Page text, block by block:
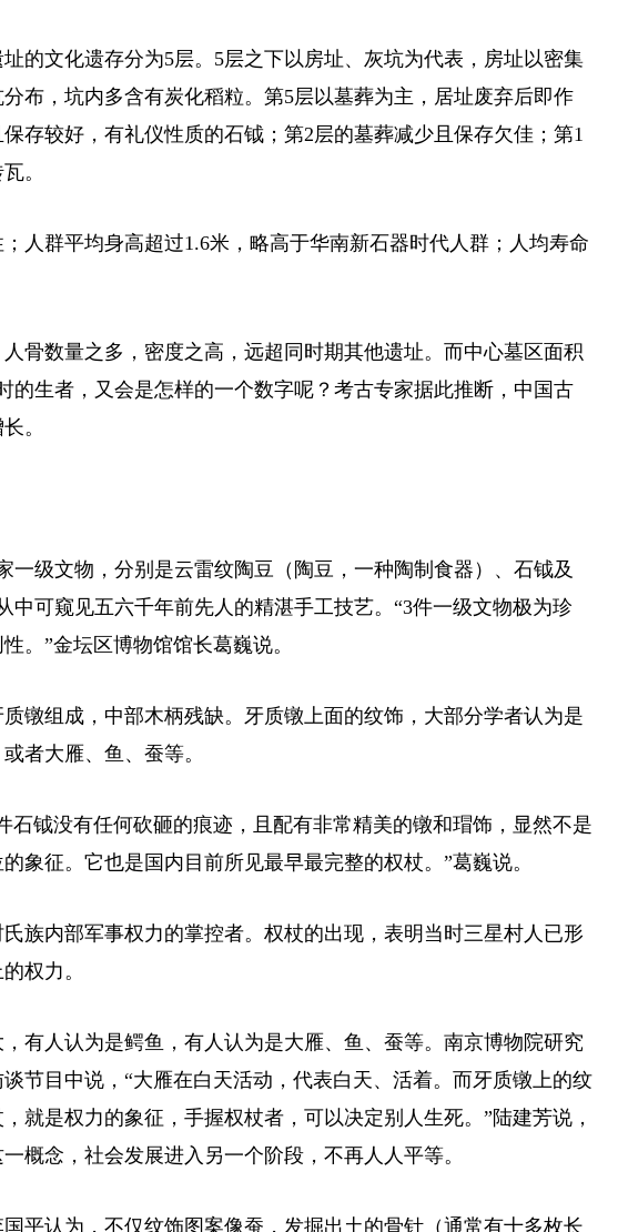
文化遗存分为5层。5层之下以房址、灰坑为代表，房址以密集
布，坑内多含有炭化稻粒。第5层以墓葬为主，居址废弃后即作
存较好，有礼仪性质的石钺；第2层的墓葬减少且保存欠佳；第1
。
群平均身高超过1.6米，略高于华南新石器时代人群；人均寿命
数量之多，密度之高，远超同时期其他遗址。而中心墓区面积
生者，又会是怎样的一个数字呢？考古专家据此推断，中国古
。
级文物，分别是云雷纹陶豆（陶豆，一种陶制食器）、石钺及
可窥见五六千年前先人的精湛手工技艺。“3件一级文物极为珍
。”金坛区博物馆馆长葛巍说。
组成，中部木柄残缺。牙质镦上面的纹饰，大部分学者认为是
者大雁、鱼、蚕等。
钺没有任何砍砸的痕迹，且配有非常精美的镦和瑁饰，显然不是
象征。它也是国内目前所见最早最完整的权杖。”葛巍说。
内部军事权力的掌控者。权杖的出现，表明当时三星村人已形
权力。
人认为是鳄鱼，有人认为是大雁、鱼、蚕等。南京博物院研究
节目中说，“大雁在白天活动，代表白天、活着。而牙质镦上的纹
就是权力的象征，手握权杖者，可以决定别人生死。”陆建芳说，
概念，社会发展进入另一个阶段，不再人人平等。
认为，不仅纹饰图案像蚕，发掘出土的骨针（通常有十多枚长